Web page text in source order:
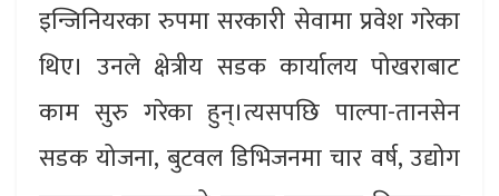
इन्जिनियरका रुपमा सरकारी सेवामा प्रवेश गरेका
थिए। उनले क्षेत्रीय सडक कार्यालय पोखराबाट
काम सुरु गरेका हुन्।त्यसपछि पाल्पा-तानसेन
सडक योजना, बुटवल डिभिजनमा चार वर्ष, उद्योग